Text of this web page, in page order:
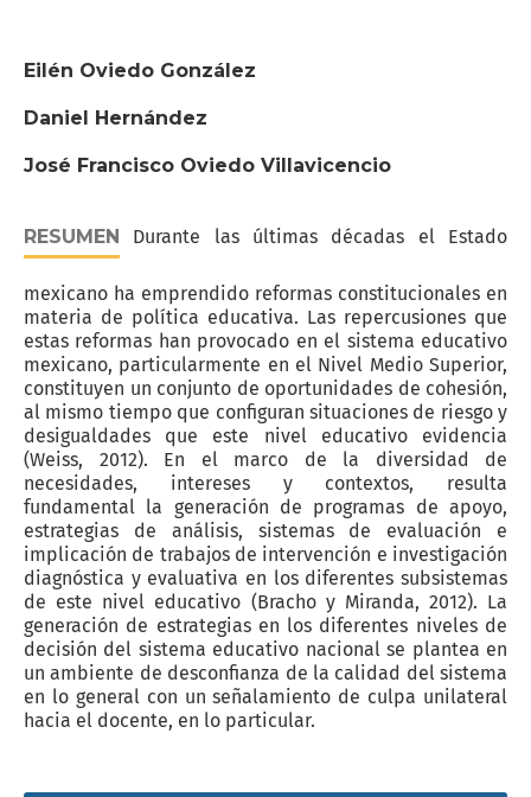
Eilén Oviedo González
Daniel Hernández
José Francisco Oviedo Villavicencio
RESUMEN Durante las últimas décadas el Estado
mexicano ha emprendido reformas constitucionales en
materia de política educativa. Las repercusiones que
estas reformas han provocado en el sistema educativo
mexicano, particularmente en el Nivel Medio Superior,
constituyen un conjunto de oportunidades de cohesión,
al mismo tiempo que configuran situaciones de riesgo y
desigualdades que este nivel educativo evidencia
(Weiss, 2012). En el marco de la diversidad de
necesidades, intereses y contextos, resulta
fundamental la generación de programas de apoyo,
estrategias de análisis, sistemas de evaluación e
implicación de trabajos de intervención e investigación
diagnóstica y evaluativa en los diferentes subsistemas
de este nivel educativo (Bracho y Miranda, 2012). La
generación de estrategias en los diferentes niveles de
decisión del sistema educativo nacional se plantea en
un ambiente de desconfianza de la calidad del sistema
en lo general con un señalamiento de culpa unilateral
hacia el docente, en lo particular.